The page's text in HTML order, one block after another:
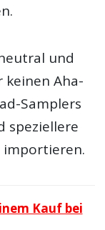
und
keinen Aha-
Samplers
speziellere
importieren.
Kauf bei